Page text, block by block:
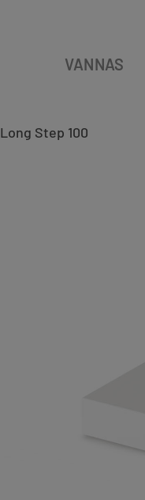
VANNAS
Long Step 100